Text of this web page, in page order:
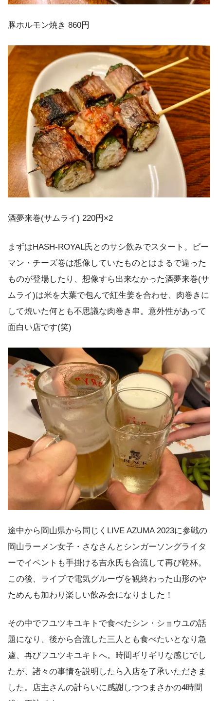
豚ホルモン焼き 860円
酒夢来巻(サムライ) 220円×2
まずはHASH-ROYAL氏とのサシ飲みでスタート。ピー
マン・チーズ巻は想像していたものとはまるで違った
ものが登場したり、想像すら出来なかった酒夢来巻(サ
ムライ)は米を大葉で包んで紅生姜を合わせ、肉巻きに
して焼いた何とも不思議な肉巻き串。意外性があって
面白い店です(笑)
途中から岡山県から同じくLIVE AZUMA 2023に参戦の
岡山ラーメン女子・さなさんとシンガーソングライタ
ーでイベントも手掛ける吉永氏も合流して再び乾杯。
この後、ライブで電気グルーヴを観終わった山形のや
ためんも加わり楽しい飲み会になりました！
その中でフユツキユキトで食べたシン・ショウユの話
題になり、後から合流した三人とも食べたいとなり急
遽、再びフユツキユキトへ。時間ギリギリな感じでし
たが、諸々の事情を説明したら入店を了承いただきま
した。店主さんの計らいに感謝しつつまさかの4時間